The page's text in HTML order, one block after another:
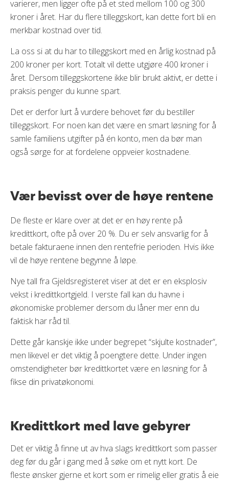
varierer, men ligger ofte på et sted mellom 100 og 300
kroner i året. Har du flere tilleggskort, kan dette fort bli en
merkbar kostnad over tid.
La oss si at du har to tilleggskort med en årlig kostnad på
200 kroner per kort. Totalt vil dette utgjøre 400 kroner i
året. Dersom tilleggskortene ikke blir brukt aktivt, er dette i
praksis penger du kunne spart.
Det er derfor lurt å vurdere behovet før du bestiller
tilleggskort. For noen kan det være en smart løsning for å
samle familiens utgifter på én konto, men da bør man
også sørge for at fordelene oppveier kostnadene.
Vær bevisst over de høye rentene
De fleste er klare over at det er en høy rente på
kredittkort, ofte på over 20 %. Du er selv ansvarlig for å
betale fakturaene innen den rentefrie perioden. Hvis ikke
vil de høye rentene begynne å løpe.
Nye tall fra Gjeldsregisteret viser at det er en eksplosiv
vekst i kredittkortgjeld. I verste fall kan du havne i
økonomiske problemer dersom du låner mer enn du
faktisk har råd til.
Dette går kanskje ikke under begrepet “skjulte kostnader”,
men likevel er det viktig å poengtere dette. Under ingen
omstendigheter bør kredittkortet være en løsning for å
fikse din privatøkonomi.
Kredittkort med lave gebyrer
Det er viktig å finne ut av hva slags kredittkort som passer
deg før du går i gang med å søke om et nytt kort. De
fleste ønsker gjerne et kort som er rimelig eller gratis å eie